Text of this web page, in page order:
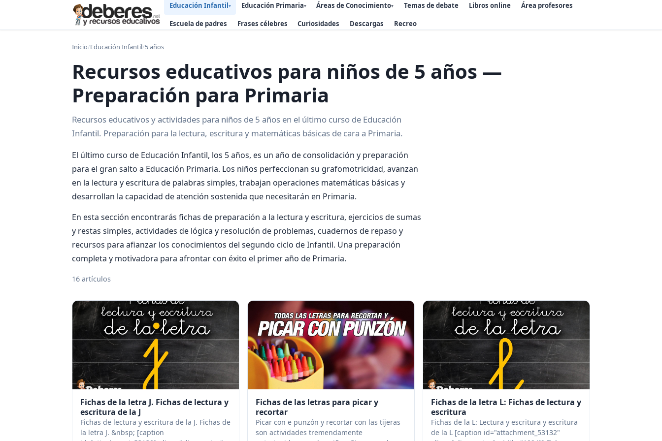
Educación Infantil▾ Educación Primaria▾ Áreas de Conocimiento▾ Temas de debate Libros online Área profesores
Escuela de padres Frases célebres Curiosidades Descargas Recreo
Inicio/Educación Infantil/5 años
Recursos educativos para niños de 5 años —
Preparación para Primaria
Recursos educativos y actividades para niños de 5 años en el último curso de Educación
Infantil. Preparación para la lectura, escritura y matemáticas básicas de cara a Primaria.
El último curso de Educación Infantil, los 5 años, es un año de consolidación y preparación
para el gran salto a Educación Primaria. Los niños perfeccionan su grafomotricidad, avanzan
en la lectura y escritura de palabras simples, trabajan operaciones matemáticas básicas y
desarrollan la capacidad de atención sostenida que necesitarán en Primaria.
En esta sección encontrarás fichas de preparación a la lectura y escritura, ejercicios de sumas
y restas simples, actividades de lógica y resolución de problemas, cuadernos de repaso y
recursos para afianzar los conocimientos del segundo ciclo de Infantil. Una preparación
completa y motivadora para afrontar con éxito el primer año de Primaria.
16 artículos
Fichas de la letra J. Fichas de lectura y
escritura de la J
Fichas de lectura y escritura de la J. Fichas de
la letra J. &nbsp; [caption
Fichas de las letras para picar y
recortar
Picar con e punzón y recortar con las tijeras
son actividades tremendamente
Fichas de la letra L: Fichas de lectura y
escritura
Fichas de la L: Lectura y escritura y escritura
de la L [caption id="attachment_53132"